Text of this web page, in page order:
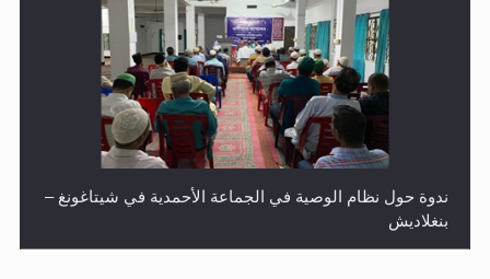
ندوة حول نظام الوصية في الجماعة الأحمدية في شيتاغونغ –
بنغلاديش